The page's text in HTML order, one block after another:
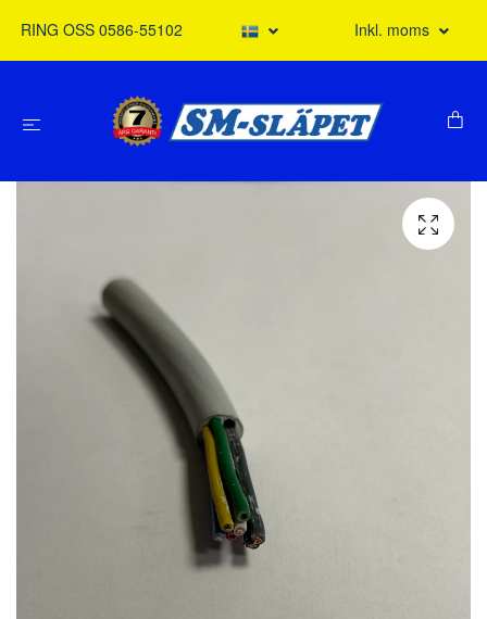
RING OSS 0586-55102 Inkl. moms